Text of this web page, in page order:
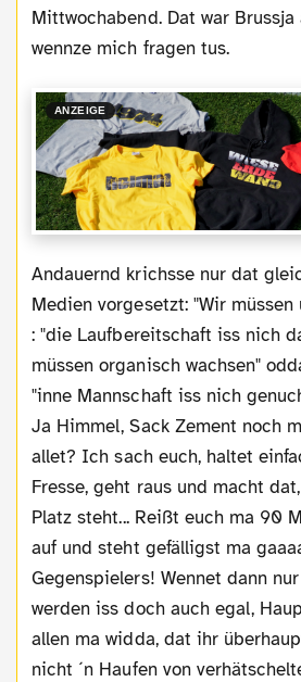
Mittwochabend. Dat war
wennze mich fragen tus.
ANZEIGE
Andauernd krichsse nur dat gleiche Geflemme via
Medien vorgesetzt: "Wir
: "die Laufbereitschaft iss nich
müssen organisch wachsen"
"inne Mannschaft iss nich
Ja Himmel, Sack Zement noch
allet? Ich sach euch, haltet
Fresse, geht raus und macht
Platz steht... Reißt euch ma 90
auf und steht gefälligst ma
Gegenspielers! Wennet dann
werden iss doch auch egal,
allen ma widda, dat ihr
nicht ´n Haufen von